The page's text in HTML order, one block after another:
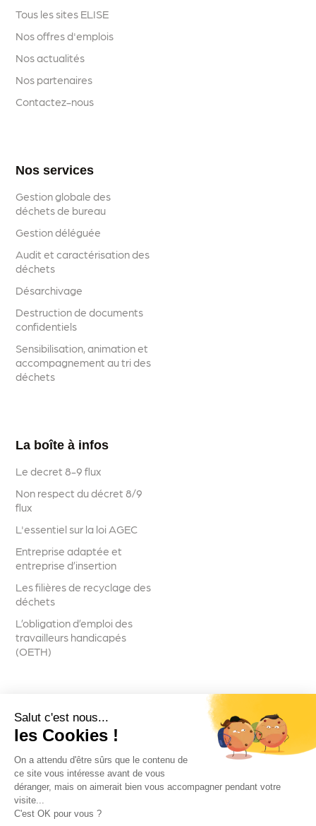
Tous les sites ELISE
Nos offres d'emplois
Nos actualités
Nos partenaires
Contactez-nous
Nos services
Gestion globale des
déchets de bureau
Gestion déléguée
Audit et caractérisation des
déchets
Désarchivage
Destruction de documents
confidentiels
Sensibilisation, animation et
accompagnement au tri des
déchets
La boîte à infos
Le decret 8-9 flux
Non respect du décret 8/9
flux
L'essentiel sur la loi AGEC
Entreprise adaptée et
entreprise d’insertion
Les filières de recyclage des
déchets
L’obligation d’emploi des
travailleurs handicapés
(OETH)
Suivez-nous
Voir toutes les actualités
Salut c'est nous...
les Cookies !
On a attendu d'être sûrs que le contenu de
ce site vous intéresse avant de vous
déranger, mais on aimerait bien vous accompagner pendant votre
visite...
C'est OK pour vous ?